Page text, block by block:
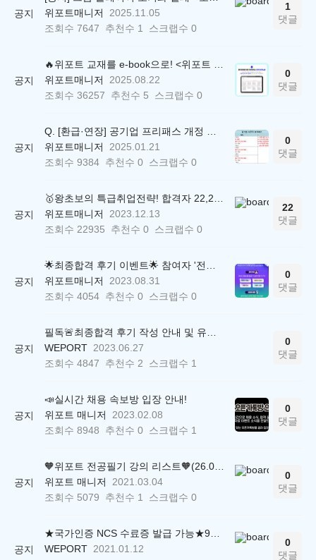
공지
위포트매니저
2025.11.05
조회수 7647 추천수 1 스크랩수 0
1
댓글
공지
위포트매니저
2025.08.22
조회수 36257 추천수 5 스크랩수 0
0
댓글
공지
위포트매니저
2025.01.21
조회수 9384 추천수 0 스크랩수 0
0
댓글
공지
위포트매니저
2023.12.13
조회수 22935 추천수 0 스크랩수 0
22
댓글
공지
위포트매니저
2023.08.31
조회수 4054 추천수 0 스크랩수 0
0
댓글
공지
WEPORT 2023.06.27
조회수 4847 추천수 2 스크랩수 1
0
댓글
공지
📣실시간 채용 속보방 입장 안내!
위포트 매니저
2023.02.08
조회수 8948 추천수 0 스크랩수 1
0
댓글
공지
위포트 매니저
2021.03.04
조회수 5079 추천수 1 스크랩수 0
0
댓글
공지
WEPORT 2021.01.12
0
댓글